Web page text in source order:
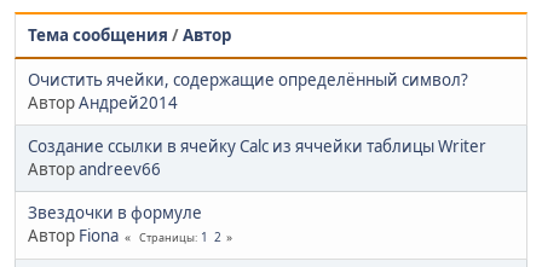
Тема сообщения /Автор
Очистить ячейки, содержащие определённый символ?
АвторАндрей2014
Создание ссылки в ячейку Calc из яччейки таблицы Writer
Авторandreev66
Звездочки в формуле
Автор Fiona Страницы 1 2